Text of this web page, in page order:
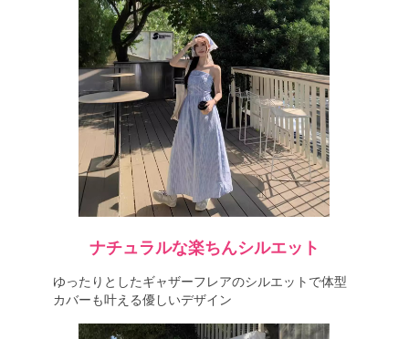
ナチュラルな楽ちんシルエット
ゆったりとしたギャザーフレアのシルエットで体型
カバーも叶える優しいデザイン